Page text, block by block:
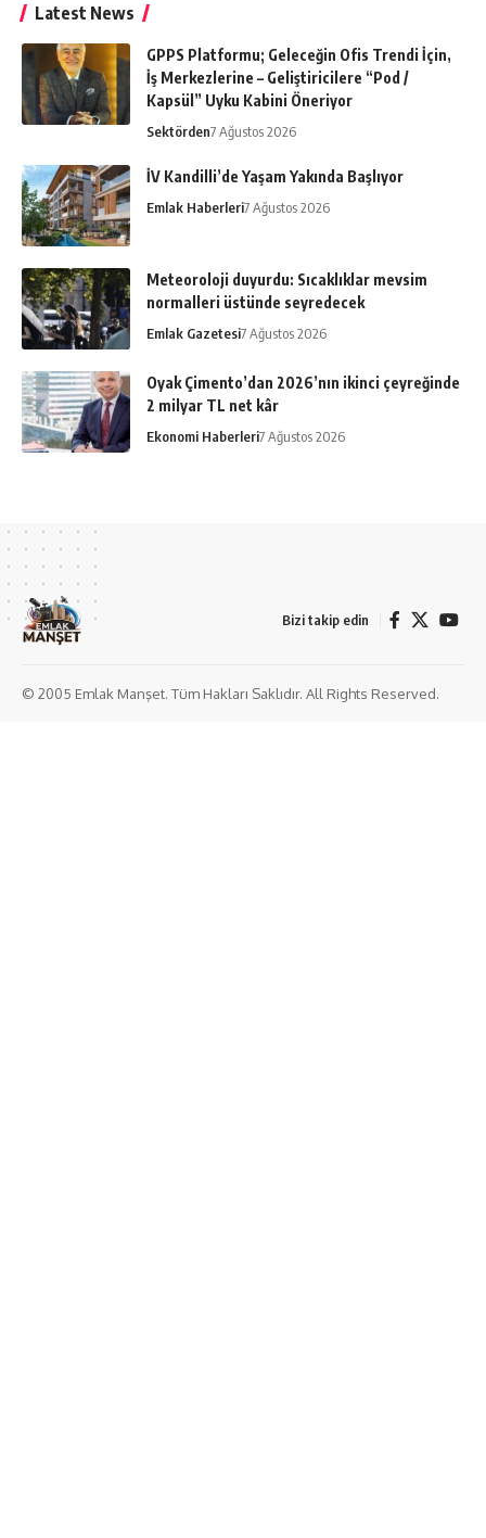
Latest News
GPPS Platformu; Geleceğin Ofis Trendi İçin,
İş Merkezlerine – Geliştiricilere “Pod /
Kapsül” Uyku Kabini Öneriyor
Sektörden7 Ağustos 2026
İV Kandilli’de Yaşam Yakında Başlıyor
Emlak Haberleri7 Ağustos 2026
Meteoroloji duyurdu: Sıcaklıklar mevsim
normalleri üstünde seyredecek
Emlak Gazetesi7 Ağustos 2026
Oyak Çimento’dan 2026’nın ikinci çeyreğinde
2 milyar TL net kâr
Ekonomi Haberleri7 Ağustos 2026
Bizi takip edin
© 2005 Emlak Manşet. Tüm Hakları Saklıdır. All Rights Reserved.